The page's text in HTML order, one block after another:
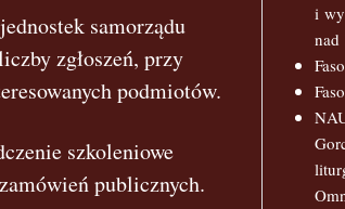
samorządu
zgłoszeń, przy
podmiotów.
szkoleniowe
publicznych.
i
nad